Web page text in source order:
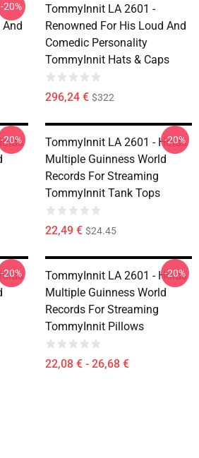
And
-20%
TommyInnit LA 2601 -
Renowned For His Loud And
Comedic Personality
TommyInnit Hats & Caps
296,24 € $322
-20%
TommyInnit LA 2601 - Holds
Multiple Guinness World
Records For Streaming
TommyInnit Tank Tops
22,49 € $24.45
-20%
-20%
TommyInnit LA 2601 - Holds
Multiple Guinness World
Records For Streaming
TommyInnit Pillows
22,08 € - 26,68 €
-20%